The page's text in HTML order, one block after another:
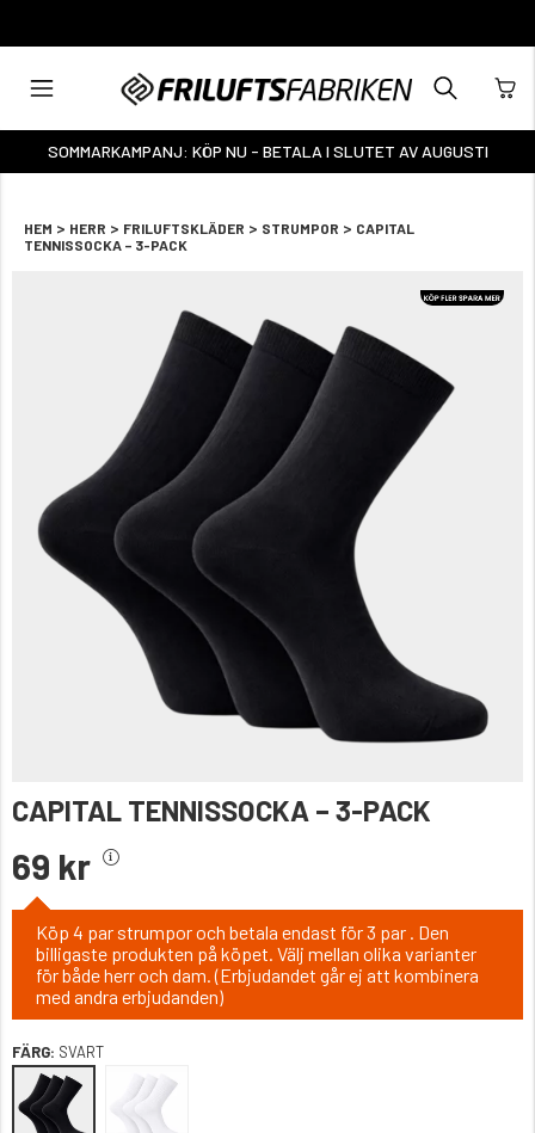
SOMMARKAMPANJ: KÖP NU - BETALA I SLUTET AV AUGUSTI
HEM > HERR > FRILUFTSKLÄDER > STRUMPOR > CAPITAL
TENNISSOCKA – 3-PACK
CAPITAL TENNISSOCKA – 3-PACK
69 kr
Köp 4 par strumpor och betala endast för 3 par . Den
billigaste produkten på köpet. Välj mellan olika varianter
för både herr och dam. (Erbjudandet går ej att kombinera
med andra erbjudanden)
FÄRG: SVART